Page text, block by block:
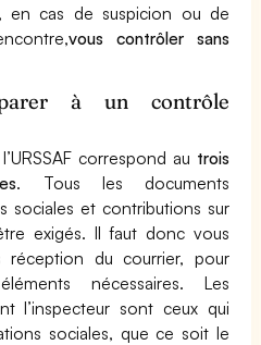
en cas de suspicion ou de
vous contrôler sans
à un contrôle
correspond au trois
. Tous les documents
sociales et contributions sur
exigés. Il faut donc vous
réception du courrier, pour
nécessaires. Les
l’inspecteur sont ceux qui
sociales, que ce soit le